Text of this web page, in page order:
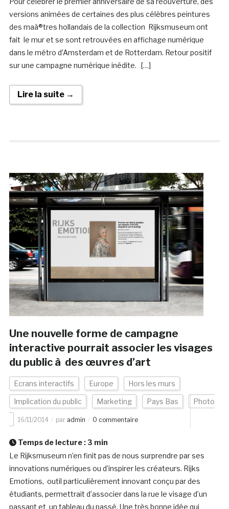
versions animées de certaines des plus célèbres peintures
des maà®tres hollandais de la collection Rijksmuseum ont
fait le mur et se sont retrouvées en affichage numérique
dans le métro d’Amsterdam et de Rotterdam. Retour positif
sur une campagne numérique inédite. […]
Lire la suite →
Une nouvelle forme de campagne
interactive pourrait associer les visages
du public à des œuvres d’art
Ecrans interactifs Europe Hors les murs
Implication du public Marketing Pays Bas Photo
16/11/2014 par admin 0 commentaire
Temps de lecture : 3 min
Le Rijksmuseum n’en finit pas de nous surprendre par ses
innovations numériques ou d’inspirer les créateurs. Rijks
Emotions, outil particulièrement innovant conçu par des
étudiants, permettrait d’associer dans la rue le visage d’un
passant et un tableau du passé. Une très bonne idée qui